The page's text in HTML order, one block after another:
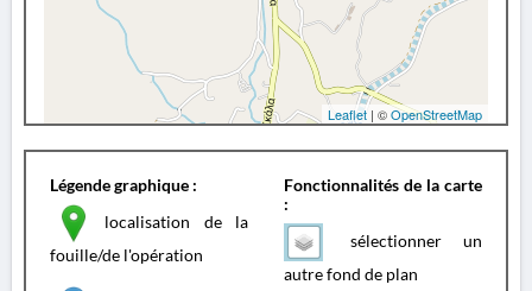
Leaflet | ©OpenStreetMap
Légende graphique :
localisation de la
fouille/de l'opération
Fonctionnalités de la carte
:
sélectionner un
autre fond de plan